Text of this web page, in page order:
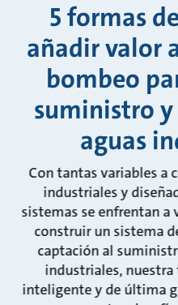
5 formas
añadir valor
bombeo
suministro
aguas
Con tantas variables a
industriales y
sistemas se enfrentan a
construir un sistema
captación al
industriales,
inteligente y de última